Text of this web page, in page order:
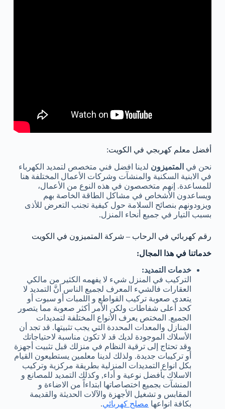
أفضل معلم كهربجي في الكويت:
نحن في المتميزون لدينا افضل فني متخصص لتمديد الكهرباء
في الابنية السكنية والمنشآت وشركات الأعمال المختلفة هنا
للمساعدة. إنهم متخصصون في هذه النوع من الأعمال،
ويساعدون الأشخاص في مشاكل الطاقة الخاصة بهم
ويزودونهم بنصائح السلامة حول كيفية تجنب التعرض للأذى
بسبب التيار في جميع أنحاء المنزل.
رقم كهربائي في الرحاب – شركة المتميزون في الكويت
خدماتنا في هذا المجال:
خدمات التمديد:
التركيب في المنزل شيء لا يفهمه الكثير من مالكي
العقارات فالشيء المعرف لجميع الناس أنَّ التمديد لا
يتعدى صعوبة تركيب القواطع و اللمبات أو سبوت أو
كحد أعلى شفاطات ولكن الأمر أكثر صعوبة مما يتصور
الجميع. المختص يعرف الأنواع المختلفة لتمديدات
المنازل والمعدات المحددة التي يجب تثبيتها. قد تجد أن
الأسلاك الموجودة لديك قد لا تكون مناسبة لاحتياجاتك
وقد تحتاج إلى ترقية النظام في منزلك قبل تثبيت أجهزة
أو تركيبات جديدة. ولذلك لدينا معلمين يستطيعون القيام
بكل انواع التمديدات المنزلية بطريقة مركزية وتركيب
الاسلاك بأفضل نوعية و أداء, وكذلك التمديد للمصانع و
المنشآت بجميع اختصاصاتها ابتداءاً من الاضاءة و
المقابس و تشغيل الأجهزة والآلات الحديثة والقديمة
بكافة انواعها مصلح كهربائي.